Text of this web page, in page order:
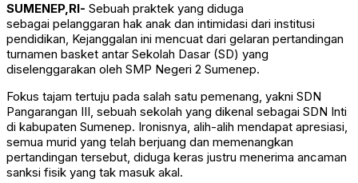
SUMENEP,RI- Sebuah praktek yang diduga
sebagai pelanggaran hak anak dan intimidasi dari institusi
pendidikan, Kejanggalan ini mencuat dari gelaran pertandingan
turnamen basket antar Sekolah Dasar (SD) yang
diselenggarakan oleh SMP Negeri 2 Sumenep.
Fokus tajam tertuju pada salah satu pemenang, yakni SDN
Pangarangan III, sebuah sekolah yang dikenal sebagai SDN Inti
di kabupaten Sumenep. Ironisnya, alih-alih mendapat apresiasi,
semua murid yang telah berjuang dan memenangkan
pertandingan tersebut, diduga keras justru menerima ancaman
sanksi fisik yang tak masuk akal.